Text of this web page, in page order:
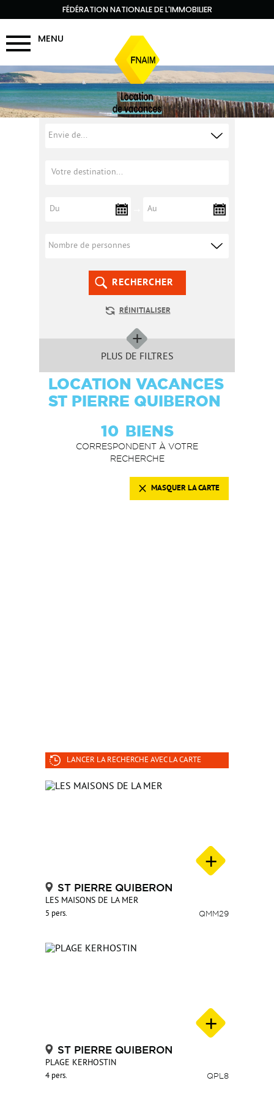
FÉDÉRATION NATIONALE DE L'IMMOBILIER
MENU
RECHERCHER
RÉINITIALISER
PLUS DE FILTRES
LOCATION VACANCES
ST PIERRE QUIBERON
10 BIENS
CORRESPONDENT À VOTRE
RECHERCHE
MASQUER LA CARTE
LANCER LA RECHERCHE AVEC LA CARTE
ST PIERRE QUIBERON
LES MAISONS DE LA MER
5 pers. QMM29
ST PIERRE QUIBERON
PLAGE KERHOSTIN
4 pers. QPL8